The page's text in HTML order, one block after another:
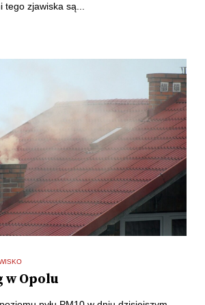
tego zjawiska są...
w Opolu